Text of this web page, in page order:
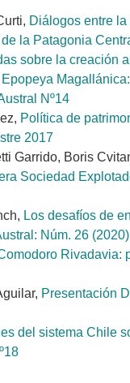
Diálogos entre
la Patagonia
sobre la creación
Nº14
Política de
2017
Garrido, Boris
Sociedad
Los desafíos de
Núm. 26
Rivadavia:
Presentación
del sistema Chile